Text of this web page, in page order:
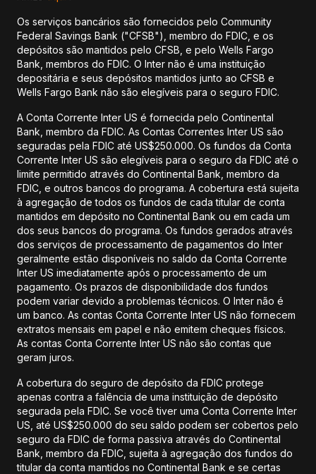
Os serviços bancários são fornecidos pelo Community
Federal Savings Bank ("CFSB"), membro do FDIC, e os
depósitos são mantidos pelo CFSB, e pelo Wells Fargo
Bank, membros do FDIC. O Inter não é uma instituição
depositária e seus depósitos mantidos junto ao CFSB e
Wells Fargo Bank não são elegíveis para o seguro FDIC.
A Conta Corrente Inter US é fornecida pelo Continental
Bank, membro da FDIC. As Contas Correntes Inter US são
seguradas pela FDIC até US$250.000. Os fundos da Conta
Corrente Inter US são elegíveis para o seguro da FDIC até o
limite permitido através do Continental Bank, membro da
FDIC, e outros bancos do programa. A cobertura está sujeita
à agregação de todos os fundos de cada titular de conta
mantidos em depósito no Continental Bank ou em cada um
dos seus bancos do programa. Os fundos gerados através
dos serviços de processamento de pagamentos do Inter
geralmente estão disponíveis no saldo da Conta Corrente
Inter US imediatamente após o processamento de um
pagamento. Os prazos de disponibilidade dos fundos
podem variar devido a problemas técnicos. O Inter não é
um banco. As contas Conta Corrente Inter US não fornecem
extratos mensais em papel e não emitem cheques físicos.
As contas Conta Corrente Inter US não são contas que
geram juros.
A cobertura do seguro de depósito da FDIC protege
apenas contra a falência de uma instituição de depósito
segurada pela FDIC. Se você tiver uma Conta Corrente Inter
US, até US$250.000 do seu saldo podem ser cobertos pelo
seguro da FDIC de forma passiva através do Continental
Bank, membro da FDIC, sujeita à agregação dos fundos do
titular da conta mantidos no Continental Bank e se certas